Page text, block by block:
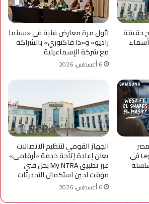
حقيقة لأول مرة معارض فنية في «سينما
راديو» و«ذا فاكتوري» بالشراكة
مع شركة الإسماعيلية
6 أغسطس، 2026
تتعاون مع ويجز وLege-Cy في
الجهاز القومي لتنظيم الاتصالات
يعلن إعادة إتاحة خدمة «أرقامي»
عبر تطبيق My NTRA بحل فني
مؤقت لحين استكمال التحديثات
6 أغسطس، 2026